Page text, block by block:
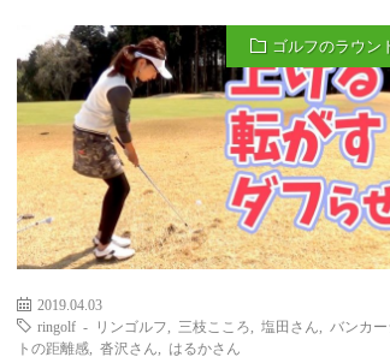
ゴルフのラウン
2019.04.03
ringolf - リンゴルフ
三枝こころ ,塩田さん
バンカー
トの距離感 ,沓沢さん はるかさん